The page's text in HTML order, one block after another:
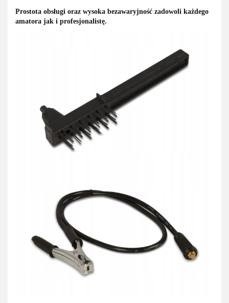
Prostota obsługi oraz wysoka bezawaryjność zadowoli każdego
amatora jak i profesjonalistę.